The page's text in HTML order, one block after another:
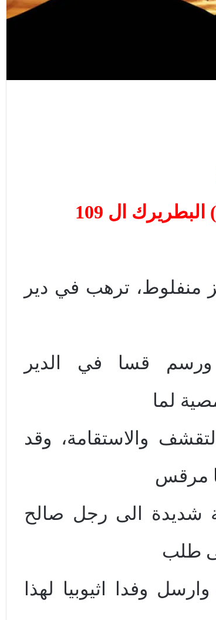
ال 109
منفلوط، ترهب في دير
ورسم قسا في الدير
لما
والاستقامة، وقد
مرقس
شديدة الى رجل صالح
طلب
وفدا اثيوبيا لهذا